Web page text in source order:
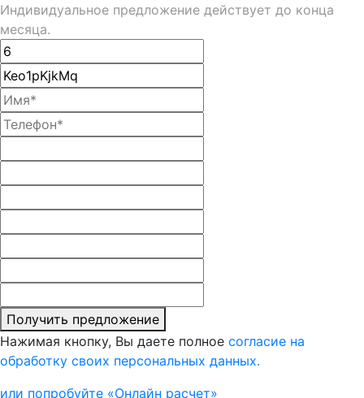
Индивидуальное предложение действует до конца
месяца.
Получить предложение
Нажимая кнопку, Вы даете полное согласие на
обработку своих персональных данных.
или попробуйте «Онлайн расчет»